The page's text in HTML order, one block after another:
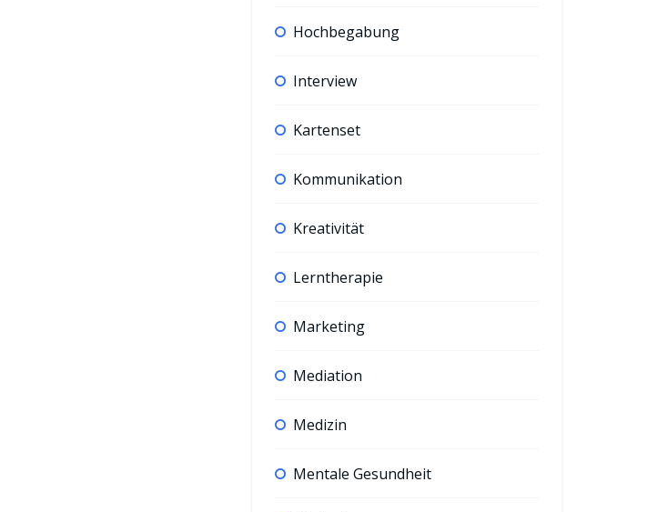
Hochbegabung
Interview
Kartenset
Kommunikation
Kreativität
Lerntherapie
Marketing
Mediation
Medizin
Mentale Gesundheit